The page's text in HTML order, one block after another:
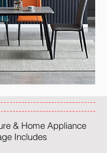
& Home Appliance
Includes